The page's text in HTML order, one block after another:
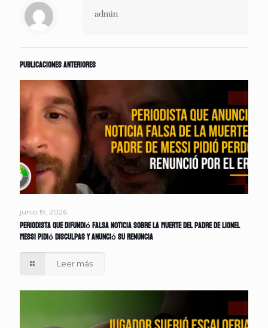
admin
Publicaciones anteriores
junio 19, 2026
Periodista que difundió falsa noticia sobre la muerte del padre de Lionel
Messi pidió disculpas y anunció su renuncia
Leer más